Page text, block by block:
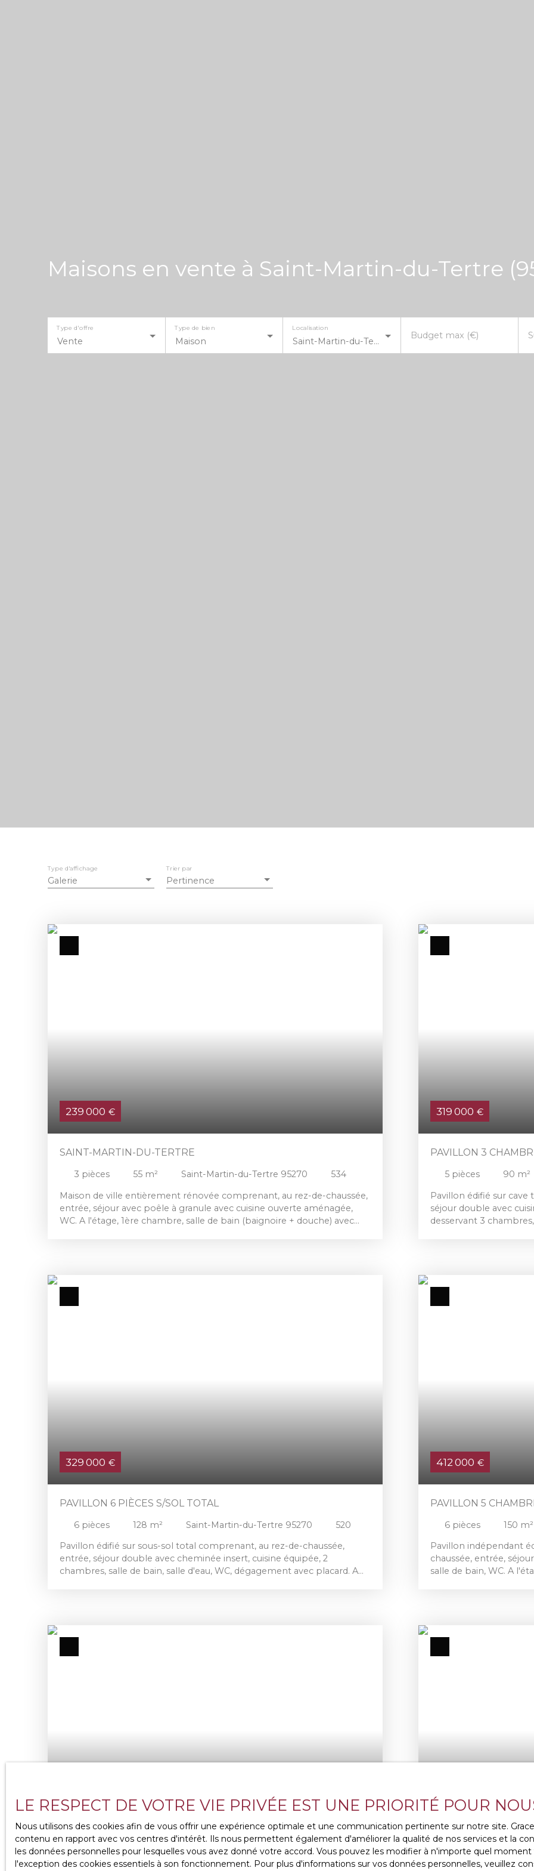
Maisons en vente à Saint-Martin-du-Tertre
Vente
Type d'offre
Maison
Type de bien
Saint-Martin-du-Tertre (95270)
Localisation
Budget max (€)
Galerie
Type d'affichage
Pertinence
Trier par
239 000 €
SAINT-MARTIN-DU-TERTRE
3 pièces 55 m² Saint-Martin-du-Tertre 95270
534
Maison de ville entièrement rénovée comprenant, au rez-de-chaussée,
entrée, séjour avec poêle à granule avec cuisine ouverte aménagée,
WC. A l'étage, 1ère chambre, salle de bain (baignoire + douche) avec
319 000 €
PAVILLON 3
5 pièces 90 m²
Pavillon édifié sur cave
séjour double avec
desservant 3
329 000 €
PAVILLON 6 PIÈCES S/SOL TOTAL
6 pièces 128 m² Saint-Martin-du-Tertre 95270
520
Pavillon édifié sur sous-sol total comprenant, au rez-de-chaussée,
entrée, séjour double avec cheminée insert, cuisine équipée, 2
chambres, salle de bain, salle d'eau, WC, dégagement avec placard. A
412 000 €
PAVILLON 5
6 pièces 150 m²
Pavillon indépendant
chaussée, entrée,
salle de bain, WC. A
319 000€
PAVILLON 4 CH + S/SOL
317 000 €
PAVILLON 3
LE RESPECT DE VOTRE VIE PRIVÉE EST UNE PRIORITÉ POUR
Nous utilisons des cookies afin de vous offrir une expérience optimale et une communication pertinente sur notre site.
contenu en rapport avec vos centres d'intérêt. Ils nous permettent également d'améliorer la qualité de nos services et la
les données personnelles pour lesquelles vous avez donné votre accord. Vous pouvez les modifier à n'importe quel moment
l'exception des cookies essentiels à son fonctionnement. Pour plus d'informations sur vos données personnelles, veuillez